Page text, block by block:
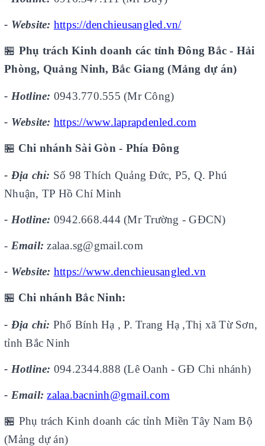
- Website: https://denchieusangled.vn/
🏪 Phụ trách Kinh doanh các tỉnh Đông Bắc - Hải
Phòng, Quảng Ninh, Bắc Giang (Mảng dự án)
- Hotline: 0943.770.555 (Mr Công)
- Website: https://www.laprapdenled.com
🏪 Chi nhánh Sài Gòn - Phía Đông
- Địa chỉ: Số 98 Thích Quảng Đức, P5, Q. Phú
Nhuận, TP Hồ Chí Minh
- Hotline: 0942.668.444 (Mr Trường - GĐCN)
- Email: zalaa.sg@gmail.com
- Website: https://www.denchieusangled.vn
🏪 Chi nhánh Bắc Ninh:
- Địa chỉ: Phố Bính Hạ , P. Trang Hạ ,Thị xã Từ Sơn,
tỉnh Bắc Ninh
- Hotline: 094.2344.888 (Lê Oanh - GĐ Chi nhánh)
- Email: zalaa.bacninh@gmail.com
🏪 Phụ trách Kinh doanh các tỉnh Miền Tây Nam Bộ
(Mảng dự án)